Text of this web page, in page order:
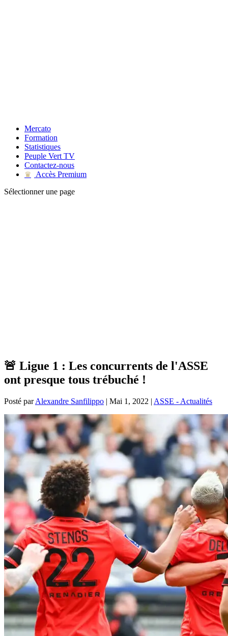
Mercato
Formation
Statistiques
Peuple Vert TV
Contactez-nous
♛
Accès Premium
Sélectionner une page
🚨 Ligue 1 : Les concurrents de l'ASSE
ont presque tous trébuché !
Posté parAlexandre Sanfilippo | Mai 1, 2022 | ASSE - Actualités